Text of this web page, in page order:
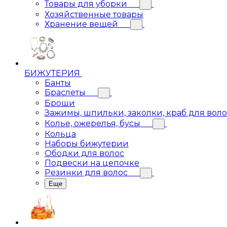
Товары для уборки
Хозяйственные товары
Хранение вещей
БИЖУТЕРИЯ
Банты
Браслеты
Броши
Зажимы, шпильки, заколки, краб для
Колье, ожерелья, бусы
Кольца
Наборы бижутерии
Ободки для волос
Подвески на цепочке
Резинки для волос
Еще